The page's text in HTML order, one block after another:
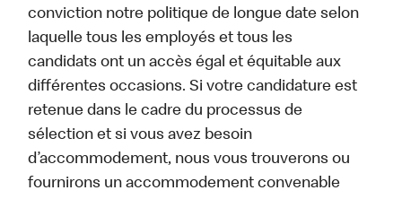
conviction notre politique de longue date selon
laquelle tous les employés et tous les
candidats ont un accès égal et équitable aux
différentes occasions. Si votre candidature est
retenue dans le cadre du processus de
sélection et si vous avez besoin
d’accommodement, nous vous trouverons ou
fournirons un accommodement convenable